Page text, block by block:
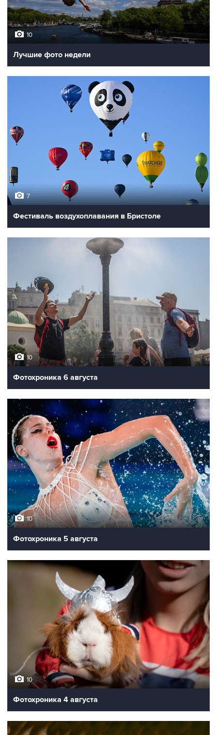
10
Лучшие фото недели
7
Фестиваль воздухоплавания в Бристоле
10
Фотохроника 6 августа
10
Фотохроника 5 августа
10
Фотохроника 4 августа